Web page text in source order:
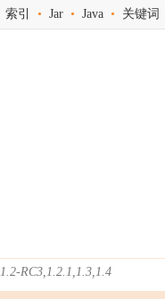
索引 •Jar •Java • 关键词
RC3,1.2.1,1.3,1.4